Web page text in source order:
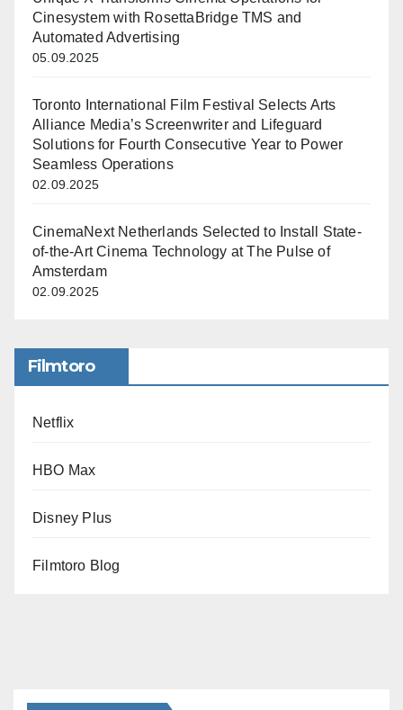
Cinesystem with RosettaBridge TMS and
Automated Advertising
05.09.2025
Toronto International Film Festival Selects Arts
Alliance Media’s Screenwriter and Lifeguard
Solutions for Fourth Consecutive Year to Power
Seamless Operations
02.09.2025
CinemaNext Netherlands Selected to Install State-
of-the-Art Cinema Technology at The Pulse of
Amsterdam
02.09.2025
Filmtoro
Netflix
HBO Max
Disney Plus
Filmtoro Blog